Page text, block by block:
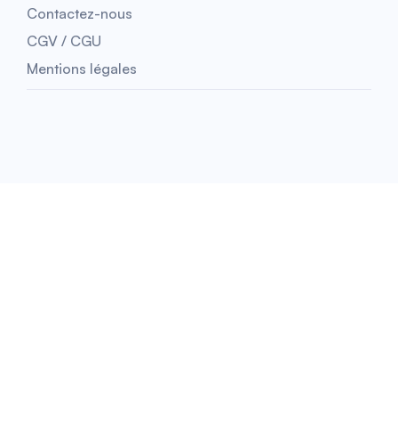
Contactez-nous
CGV / CGU
Mentions légales